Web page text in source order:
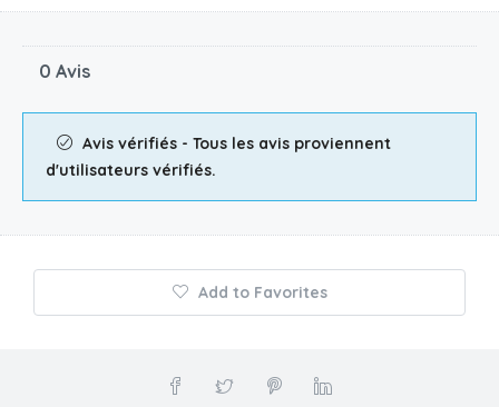
0 Avis
Avis vérifiés - Tous les avis proviennent
d'utilisateurs vérifiés.
Add to Favorites